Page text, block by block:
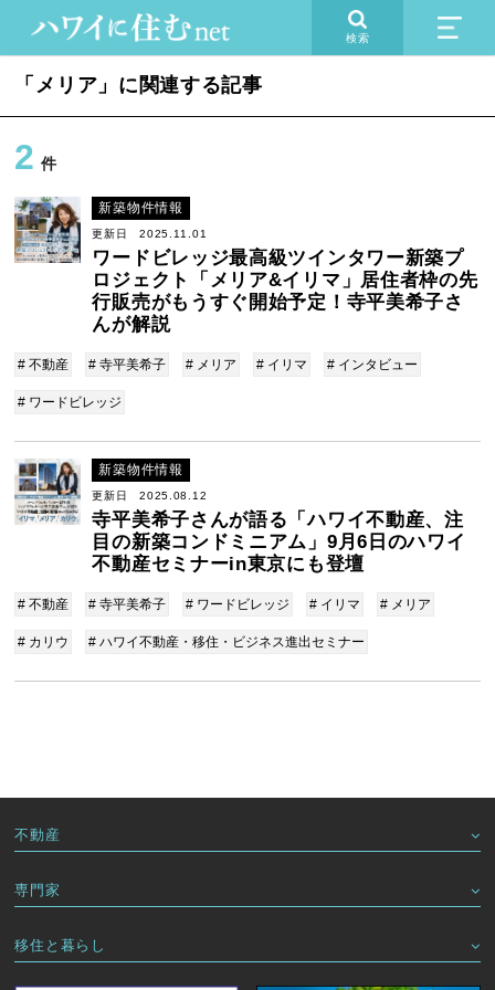
検索
「メリア」に関連する記事
2 件
新築物件情報
更新日 2025.11.01
ワードビレッジ最高級ツインタワー新築プ
ロジェクト「メリア&イリマ」居住者枠の先
行販売がもうすぐ開始予定！寺平美希子さ
んが解説
# 不動産 # 寺平美希子 # メリア # イリマ # インタビュー
# ワードビレッジ
新築物件情報
更新日 2025.08.12
寺平美希子さんが語る「ハワイ不動産、注
目の新築コンドミニアム」9月6日のハワイ
不動産セミナーin東京にも登壇
# 不動産 # 寺平美希子 # ワードビレッジ # イリマ # メリア
# カリウ # ハワイ不動産・移住・ビジネス進出セミナー
不動産
専門家
移住と暮らし